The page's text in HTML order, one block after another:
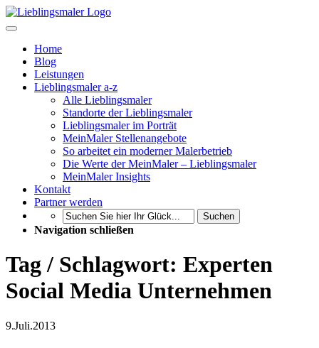
Home
Blog
Leistungen
Lieblingsmaler a-z
Alle Lieblingsmaler
Standorte der Lieblingsmaler
Lieblingsmaler im Porträt
MeinMaler Stellenangebote
So arbeitet ein moderner Malerbetrieb
Die Werte der MeinMaler – Lieblingsmaler
MeinMaler Insights
Kontakt
Partner werden
Suchen
Navigation schließen
Tag / Schlagwort: Experten
Social Media Unternehmen
9.Juli.2013